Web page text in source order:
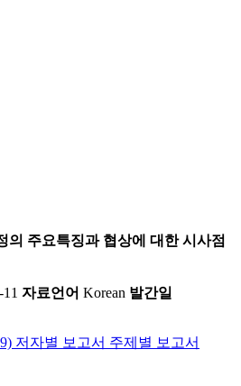
의 주요특징과 협상에 대한 시사점
자료언어 Korean 발간일
저자별 보고서 주제별 보고서